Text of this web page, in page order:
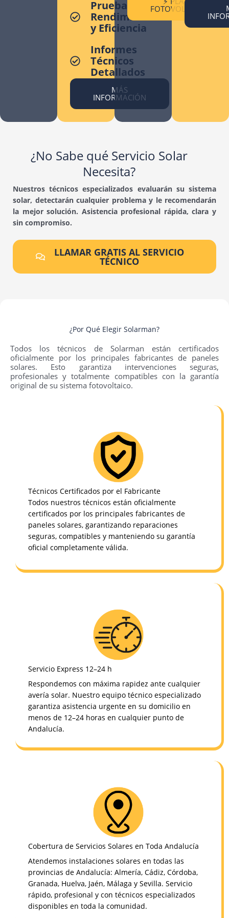
Pruebas de
Rendimiento
y Eficiencia
Informes
Técnicos
Detallados
MÁS
INFORMACIÓN
FOTOVOLTAICAS
¿No Sabe qué Servicio Solar
Necesita?
Nuestros técnicos especializados evaluarán su sistema
solar, detectarán cualquier problema y le recomendarán
la mejor solución. Asistencia profesional rápida, clara y
sin compromiso.
LLAMAR GRATIS AL SERVICIO
TÉCNICO
¿Por Qué Elegir Solarman?
Todos los técnicos de Solarman están certificados
oficialmente por los principales fabricantes de paneles
solares. Esto garantiza intervenciones seguras,
profesionales y totalmente compatibles con la garantía
original de su sistema fotovoltaico.
Técnicos Certificados por el Fabricante
Todos nuestros técnicos están oficialmente
certificados por los principales fabricantes de
paneles solares, garantizando reparaciones
seguras, compatibles y manteniendo su garantía
oficial completamente válida.
Servicio Express 12–24 h
Respondemos con máxima rapidez ante cualquier
avería solar. Nuestro equipo técnico especializado
garantiza asistencia urgente en su domicilio en
menos de 12–24 horas en cualquier punto de
Andalucía.
Cobertura de Servicios Solares en Toda Andalucía
Atendemos instalaciones solares en todas las
provincias de Andalucía: Almería, Cádiz, Córdoba,
Granada, Huelva, Jaén, Málaga y Sevilla. Servicio
rápido, profesional y con técnicos especializados
disponibles en toda la comunidad.